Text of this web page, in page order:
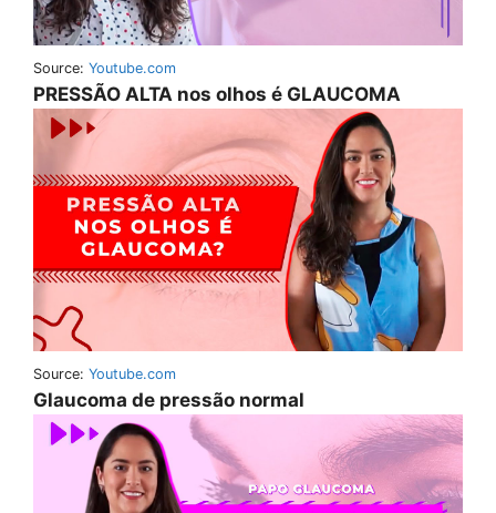
Source: Youtube.com
PRESSÃO ALTA nos olhos é GLAUCOMA
Source: Youtube.com
Glaucoma de pressão normal